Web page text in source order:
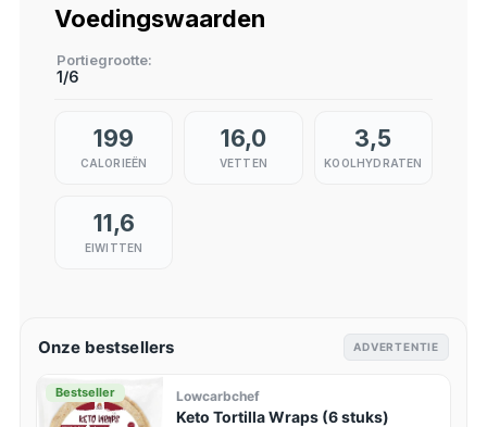
Voedingswaarden
Portiegrootte
1/6
199
CALORIEËN
16,0
VETTEN
3,5
KOOLHYDRATEN
11,6
EIWITTEN
Onze bestsellers ADVERTENTIE
Bestseller Lowcarbchef
Keto Tortilla Wraps (6 stuks)